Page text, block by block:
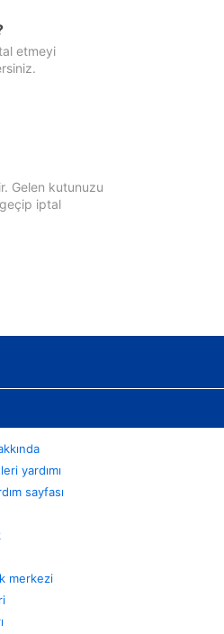
etmeyi
Gelen kutunuzu
iptal
yardımı
sayfası
merkezi